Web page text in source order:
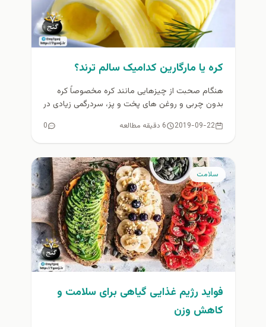
کره یا مارگارین کدامیک سالم ترند؟
هنگام صحبت از چیزهایی مانند کره مخصوصاً کره
بدون چربی و روغن های پخت و پز، سردرگمی زیادی در
2019-09-22 6 دقیقه مطالعه 0
سلامت
فواید رژیم غذایی گیاهی برای سلامت و
کاهش وزن